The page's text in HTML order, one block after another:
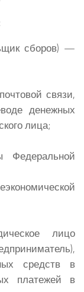
сборов) —
связи,
денежных
лица;
Федеральной
лицо
средств в
платежей в